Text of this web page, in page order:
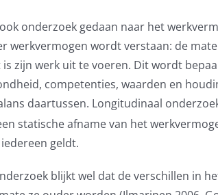
onderzoek gedaan naar het
werkvermogen wordt verstaan: de
is zijn werk uit te voeren. Dit wordt
competenties, waarden en
daartussen. Longitudinaal
statische afname van het
geldt.
blijkt wel dat de verschillen in